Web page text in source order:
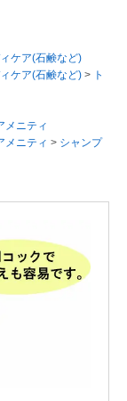
ケア(石鹸など)
ケア(石鹸など) > ト
メニティ
メニティ > シャンプ